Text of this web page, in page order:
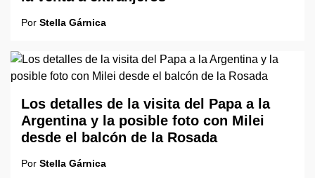
Por Stella Gárnica
Los detalles de la visita del Papa a la
Argentina y la posible foto con Milei
desde el balcón de la Rosada
Por Stella Gárnica